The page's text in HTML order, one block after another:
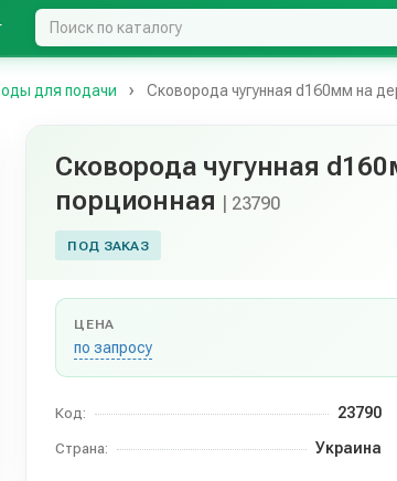
для подачи Сковорода чугунная d160мм на
Сковорода чугунная
порционная
| 23790
ПОД ЗАКАЗ
ЦЕНА
по запросу
Код: 23790
Страна: Украина